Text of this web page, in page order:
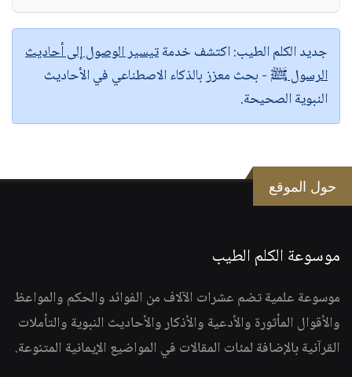
جديد الكلم الطيب:اكتشف خدمةتيسير الوصول إلى أحاديث
الرسول ﷺ - بحث معزز بالذكاء الاصطناعي في الأحاديث
النبوية الصحيحة.
حول الموقع
موسوعة الكلم الطيب
موسوعة علمية تضم عشرات الآلاف من الفوائد والحكم والمواعظ
والأقوال المأثورة والأدعية والأذكار والأحاديث النبوية والتأملات
القرآنية بالإضافة لمئات المقالات في المواضيع الإيمانية المتنوعة.